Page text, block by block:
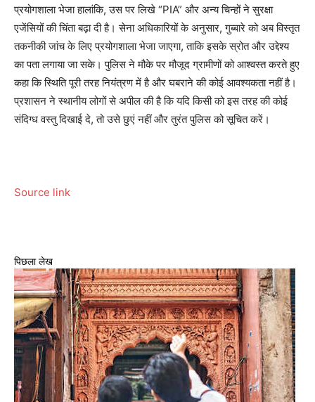
प्रयोगशाला भेजा हालांकि, उस पर लिखे “PIA” और अन्य चिन्हों ने सुरक्षा
एजेंसियों की चिंता बढ़ा दी है। सेना अधिकारियों के अनुसार, गुब्बारे को अब विस्तृत
तकनीकी जांच के लिए प्रयोगशाला भेजा जाएगा, ताकि इसके स्रोत और उद्देश्य
का पता लगाया जा सके। पुलिस ने मौके पर मौजूद ग्रामीणों को आश्वस्त करते हुए
कहा कि स्थिति पूरी तरह नियंत्रण में है और घबराने की कोई आवश्यकता नहीं है।
प्रशासन ने स्थानीय लोगों से अपील की है कि यदि किसी को इस तरह की कोई
संदिग्ध वस्तु दिखाई दे, तो उसे छुएं नहीं और तुरंत पुलिस को सूचित करें।
Source link
पिछला लेख